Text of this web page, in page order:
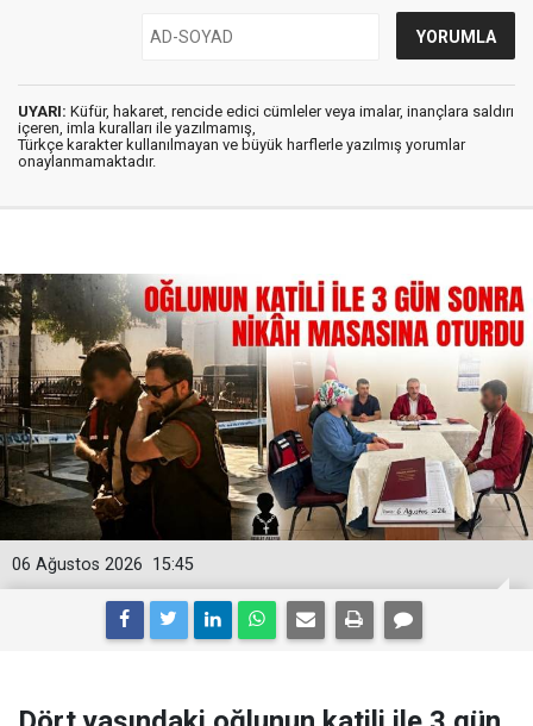
UYARI: Küfür, hakaret, rencide edici cümleler veya imalar, inançlara saldırı
içeren, imla kuralları ile yazılmamış,
Türkçe karakter kullanılmayan ve büyük harflerle yazılmış yorumlar
onaylanmamaktadır.
15:45
06 Ağustos 2026